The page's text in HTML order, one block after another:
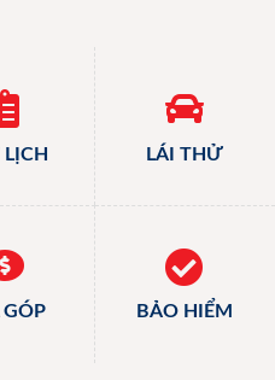
LÁI THỬ
GÓP BẢO HIỂM